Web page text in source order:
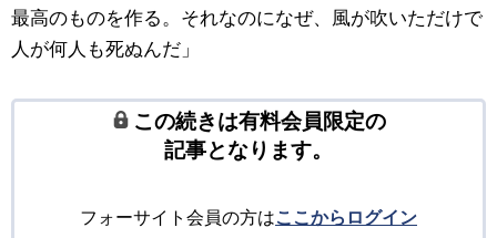
最高のものを作る。それなのになぜ、風が吹いただけで
人が何人も死ぬんだ」
この続きは有料会員限定の
記事となります。
フォーサイト会員の方はここからログイン